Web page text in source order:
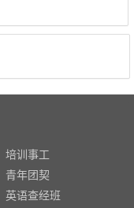
培训事工
青年团契
英语查经班